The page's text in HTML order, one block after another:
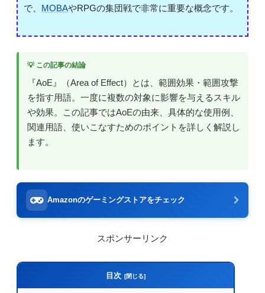
で、
MOBAやRPGの集団戦で非常に重要な概念です。
💡 この記事の結論
『AoE』（Area of Effect）とは、範囲効果・範囲攻撃
を指す用語。一度に複数の対象に影響を与えるスキル
や効果。この記事ではAoEの由来、具体的な使用例、
関連用語、使いこなすためのポイントを詳しく解説し
ます。
Amazonのゲーミングストアをチェック
スポンサーリンク
目次